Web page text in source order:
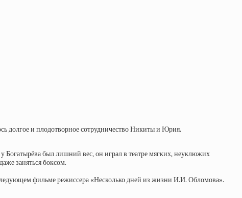
долгое и плодотворное сотрудничество Никиты и Юрия.
Богатырёва был лишний вес, он играл в театре мягких, неуклюжих
заняться боксом.
фильме режиссера «Несколько дней из жизни И.И. Обломова».